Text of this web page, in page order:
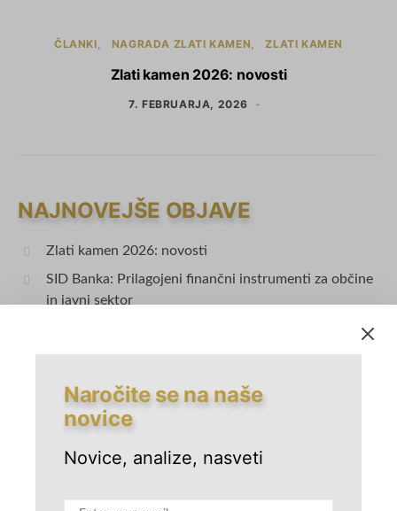
ČLANKI NAGRADA ZLATI KAMEN ZLATI KAMEN
Zlati kamen 2026: novosti
7. FEBRUARJA, 2026
NAJNOVEJŠE OBJAVE
Zlati kamen 2026: novosti
SID Banka: Prilagojeni finančni instrumenti za občine
in javni sektor
Zlati kamen 2025: utemeljitve
Kandidatka za nagrado Zlati kamen 2025: občina
Radlje ob Dravi
IZPOSTAVLJENO
Naročite se na naše
novice
Novice, analize, nasveti